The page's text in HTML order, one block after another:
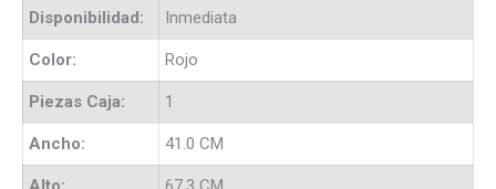
Disponibilidad: Inmediata
Color: Rojo
Piezas Caja: 1
Ancho: 41.0 CM